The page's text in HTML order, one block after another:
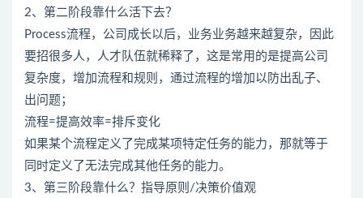
2、第二阶段靠什么活下去？
Process流程，公司成长以后，业务业务越来越复杂，因此
要招很多人，人才队伍就稀释了，这是常用的是提高公司
复杂度，增加流程和规则，通过流程的增加以防出乱子、
出问题；
流程=提高效率=排斥变化
如果某个流程定义了完成某项特定任务的能力，那就等于
同时定义了无法完成其他任务的能力。
3、第三阶段靠什么？指导原则/决策价值观